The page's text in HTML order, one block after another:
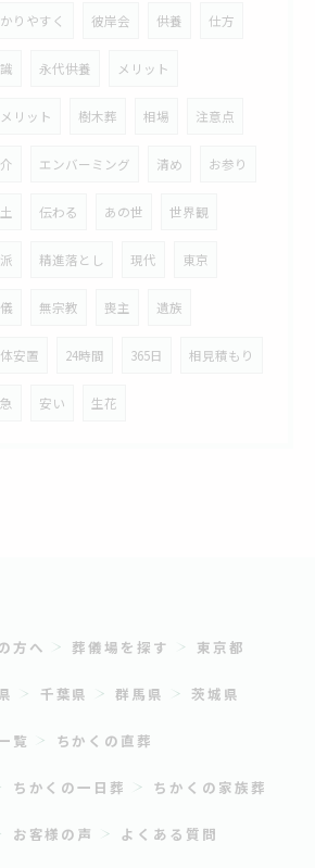
りやすく 彼岸会 供養 仕方
永代供養 メリット
リット 樹木葬 相場 注意点
エンバーミング 清め お参り
伝わる あの世 世界観
精進落とし 現代 東京
無宗教 喪主 遺族
安置 24時間 365日 相見積もり
安い 生花
方へ 葬儀場を探す 東京都
千葉県 群馬県 茨城県
覧 ちかくの直葬
ちかくの一日葬 ちかくの家族葬
お客様の声 よくある質問